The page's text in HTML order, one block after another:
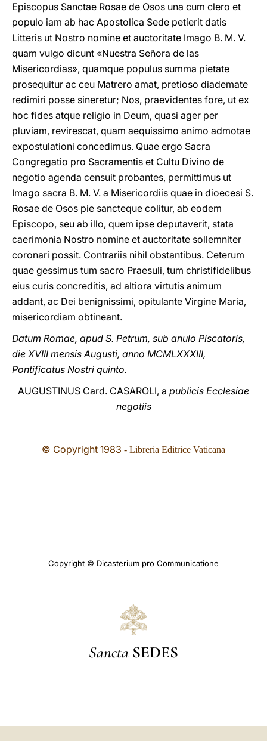
Episcopus Sanctae Rosae de Osos una cum clero et
populo iam ab hac Apostolica Sede petierit datis
Litteris ut Nostro nomine et auctoritate Imago B. M. V.
quam vulgo dicunt «Nuestra Señora de las
Misericordias», quamque populus summa pietate
prosequitur ac ceu Matrero amat, pretioso diademate
redimiri posse sineretur; Nos, praevidentes fore, ut ex
hoc fides atque religio in Deum, quasi ager per
pluviam, revirescat, quam aequissimo animo admotae
expostulationi concedimus. Quae ergo Sacra
Congregatio pro Sacramentis et Cultu Divino de
negοtio agenda censuit probantes, permittimus ut
Imago sacra B. Μ. V. a Misericordiis quae in dioecesi S.
Rosae de Osos pie sancteque colitur, ab eodem
Episcopo, seu ab illo, quem ipse deputaverit, stata
caerimonia Nostro nomine et auctoritate sollemniter
coronari possit. Contrariis nihil obstantibus. Ceterum
quae gessimus tum sacro Praesuli, tum christifidelibus
eius curis concreditis, ad altiora virtutis animum
addant, ac Dei benignissimi, opitulante Virgine Maria,
misericordiam obtineant.
Datum Romae, apud S. Petrum, sub anulo Piscatoris,
die XVIII mensis Augusti, anno MCMLXXXIII,
Pontificatus Nostri quinto.
AUGUSTINUS Card. CASAROLI, a publicis Ecclesiae
negotiis
© Copyright 1983 - Libreria Editrice Vaticana
Copyright © Dicasterium pro Communicatione
Sancta SEDES